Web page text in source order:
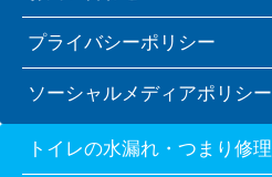
プライバシーポリシー
ソーシャルメディアポリシー
トイレの水漏れ・つまり修理